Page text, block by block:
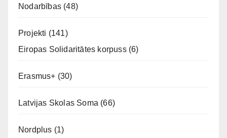
Nodarbības (48)
Projekti (141)
Eiropas Solidaritātes korpuss(6)
Erasmus+ (30)
Latvijas Skolas Soma (66)
Nordplus (1)